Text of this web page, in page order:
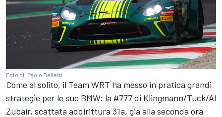
Foto di: Paolo Belletti
Come al solito, il Team WRT ha messo in pratica grandi
strategie per le sue BMW: la #777 di Klingmann/Tuck/Al
Zubair, scattata addirittura 31a, già alla seconda ora